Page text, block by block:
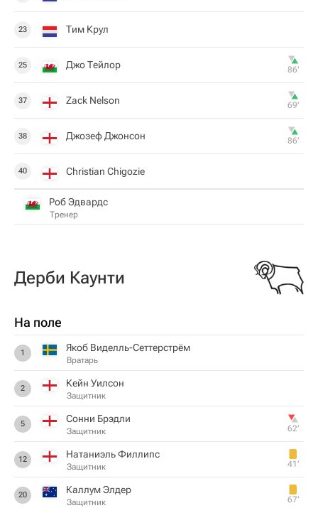
23 Тим Крул
25 Джо Тейлор 86‎’‎
37 Zack Nelson 69‎’‎
38 Джозеф Джонсон 86‎’‎
40 Christian Chigozie
Роб Эдвардс
Тренер
Дерби Каунти
На поле
1 Якоб Виделль-Сеттерстрём
Вратарь
2 Кейн Уилсон
Защитник
5 Сонни Брэдли
Защитник 62‎’‎
12 Натаниэль Филлипс
Защитник 41‎’‎
20 Каллум Элдер
Защитник 67‎’‎